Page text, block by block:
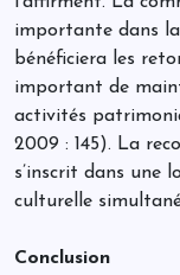
importante dans
bénéficiera les
important de
activités
2009 : 145). La
s’inscrit dans une
culturelle
Conclusion